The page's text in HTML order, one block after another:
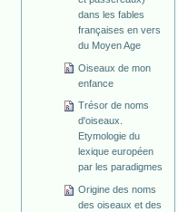
dans les fables
françaises en vers
du Moyen Age
Oiseaux de mon
enfance
Trésor de noms
d'oiseaux.
Etymologie du
lexique européen
par les paradigmes
Origine des noms
des oiseaux et des